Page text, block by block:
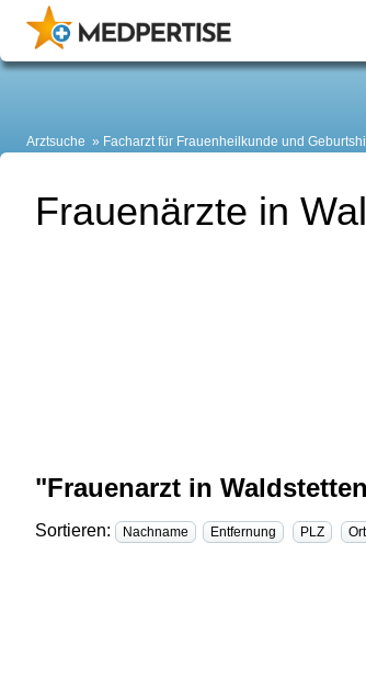
Arztsuche Facharzt für Frauenheilkunde und
Frauenärzte in
"Frauenarzt in
Sortieren: Nachname Entfernung PLZ Ort